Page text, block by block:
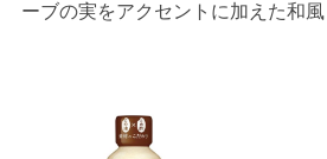
ーブの実をアクセントに加えた和風